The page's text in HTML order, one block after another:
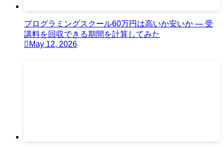
プログラミングスクール60万円は高いか安いか — 受
講料を回収できる期間を計算してみた
May 12, 2026